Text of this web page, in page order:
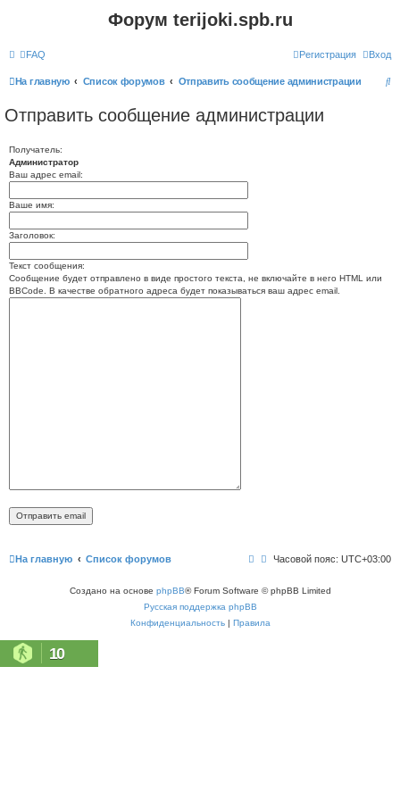
Форум terijoki.spb.ru
FAQ Вход
Регистрация
На главную Список форумов Отправить сообщение администрации
П
Отправить сообщение администрации
Получатель:
Администратор
Ваш адрес email:
Ваше имя:
Заголовок:
Текст сообщения:
Сообщение будет отправлено в виде простого текста, не включайте в него HTML или
BBCode. В качестве обратного адреса будет показываться ваш адрес email.
На главную Список форумов Часовой пояс: UTC+03:00
Создано на основе phpBB® Forum Software © phpBB Limited
Русская поддержка phpBB
Конфиденциальность| Правила
10